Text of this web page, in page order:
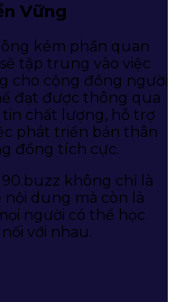
Vững
kém phần quan
tập trung vào việc
cho cộng đồng người
đạt được thông qua
chất lượng, hỗ trợ
phát triển bản thân
đồng tích cực.
không chỉ là
nội dung mà còn là
người có thể học
với nhau.